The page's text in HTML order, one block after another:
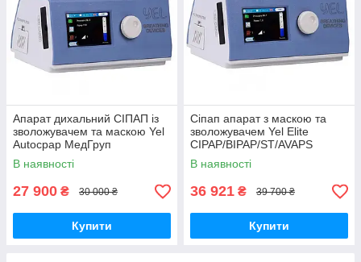
Апарат дихальний СІПАП із
зволожувачем та маскою Yel
Autocpap МедГруп
В наявності
27 900 ₴ 30 000 ₴
Купити
Сіпап апарат з маскою та
зволожувачем Yel Elite
CIPAP/BIPAP/ST/AVAPS
МедГруп
В наявності
36 921 ₴ 39 700 ₴
Купити